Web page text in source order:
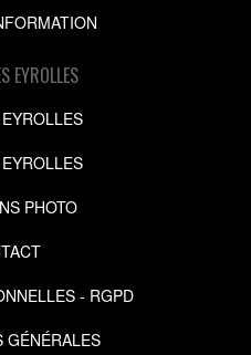
EYROLLES
PHOTO
- RGPD
GÉNÉRALES